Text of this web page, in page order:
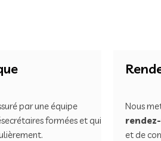
par une équipe
formées et qui
Nous
et de